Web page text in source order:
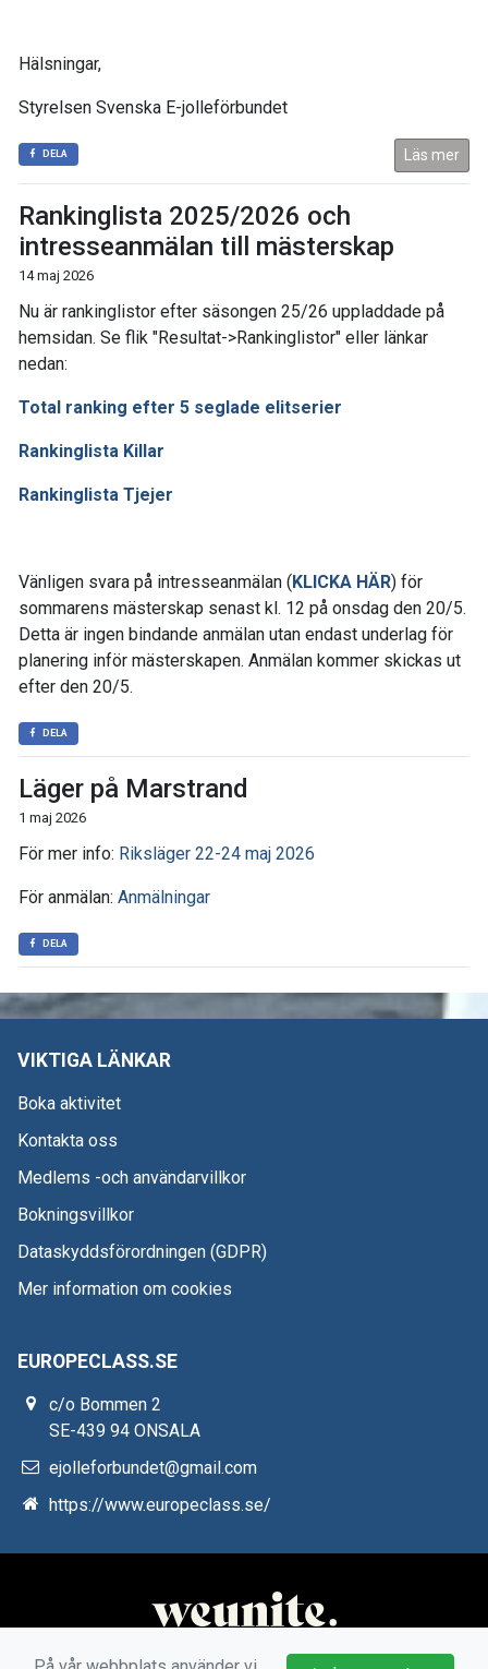
Hälsningar,
Styrelsen Svenska E-jolleförbundet
DELA Läs mer
Rankinglista 2025/2026 och
intresseanmälan till mästerskap
14 maj 2026
Nu är rankinglistor efter säsongen 25/26 uppladdade på
hemsidan. Se flik "Resultat->Rankinglistor" eller länkar
nedan:
Total ranking efter 5 seglade elitserier
Rankinglista Killar
Rankinglista Tjejer
Vänligen svara på intresseanmälan (KLICKA HÄR) för
sommarens mästerskap senast kl. 12 på onsdag den 20/5.
Detta är ingen bindande anmälan utan endast underlag för
planering inför mästerskapen. Anmälan kommer skickas ut
efter den 20/5.
DELA
Läger på Marstrand
1 maj 2026
För mer info: Riksläger 22-24 maj 2026
För anmälan: Anmälningar
DELA
VIKTIGA LÄNKAR
Boka aktivitet
Kontakta oss
Medlems -och användarvillkor
Bokningsvillkor
Dataskyddsförordningen (GDPR)
Mer information om cookies
EUROPECLASS.SE
c/o Bommen 2
SE-439 94 ONSALA
ejolleforbundet@gmail.com
https://www.europeclass.se/